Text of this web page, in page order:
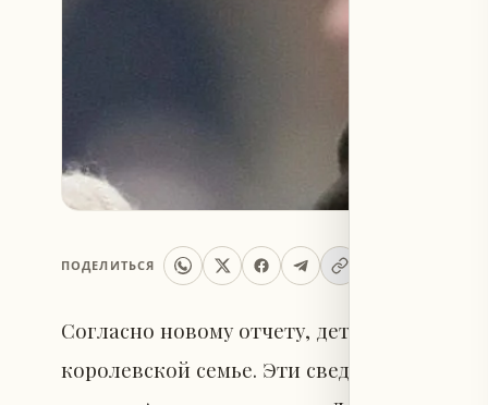
ПОДЕЛИТЬСЯ
Согласно новому отчету, дети принца
королевской семье. Эти сведения